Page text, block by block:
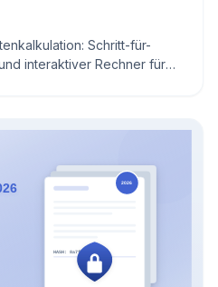
Schritt-für-
interaktiver Rechner für